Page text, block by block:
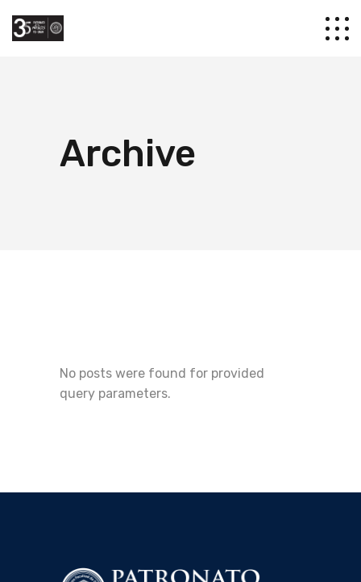
Archive
No posts were found for provided
query parameters.